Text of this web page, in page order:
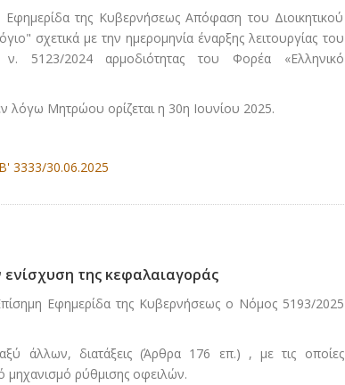
Εφημερίδα της Κυβερνήσεως Απόφαση του Διοικητικού
σχετικά με την ημερομηνία έναρξης λειτουργίας του
5123/2024 αρμοδιότητας του Φορέα «Ελληνικό
λόγω Μητρώου ορίζεται η 30η Ιουνίου 2025.
3333/30.06.2025
της κεφαλαιαγοράς
Εφημερίδα της Κυβερνήσεως ο Νόμος 5193/2025
άλλων, διατάξεις (Άρθρα 176 επ.) , με τις οποίες
μηχανισμό ρύθμισης οφειλών.